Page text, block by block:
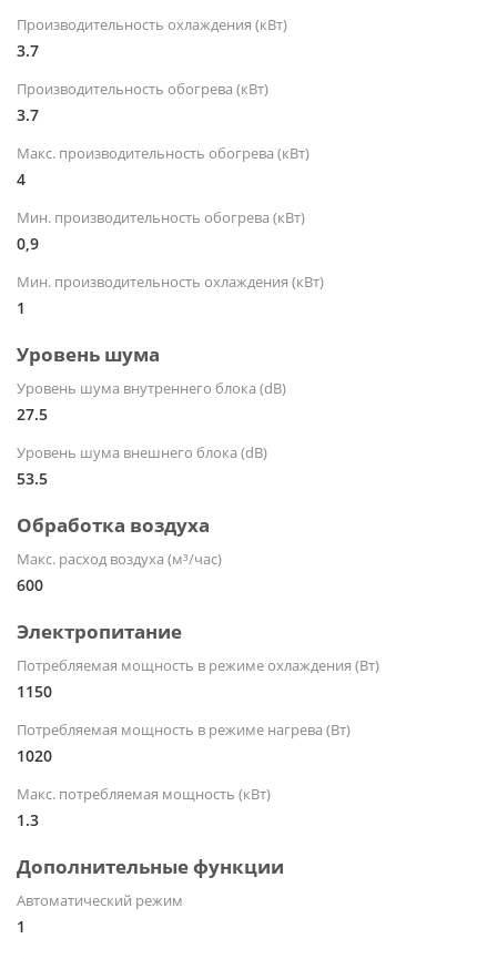
Производительность охлаждения (кВт)
3.7
Производительность обогрева (кВт)
3.7
Макс. производительность обогрева (кВт)
4
Мин. производительность обогрева (кВт)
0,9
Мин. производительность охлаждения (кВт)
1
Уровень шума
Уровень шума внутреннего блока (dB)
27.5
Уровень шума внешнего блока (dB)
53.5
Обработка воздуха
Макс. расход воздуха (м³/час)
600
Электропитание
Потребляемая мощность в режиме охлаждения (Вт)
1150
Потребляемая мощность в режиме нагрева (Вт)
1020
Макс. потребляемая мощность (кВт)
1.3
Дополнительные функции
Автоматический режим
1